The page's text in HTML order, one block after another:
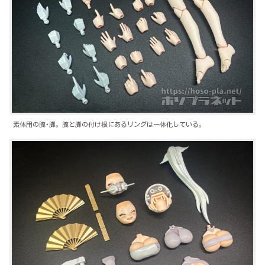
素体用の腕･脚。腕と脚の付け根にあるリングは一体化している。